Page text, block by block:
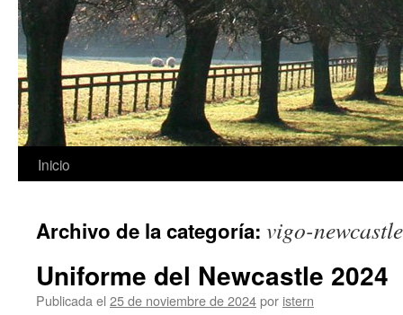
Saltar
contenido
Inicio
Archivo de la categoría: vigo-newcastle
Uniforme del Newcastle 2024
Publicada el 25 de noviembre de 2024por istern